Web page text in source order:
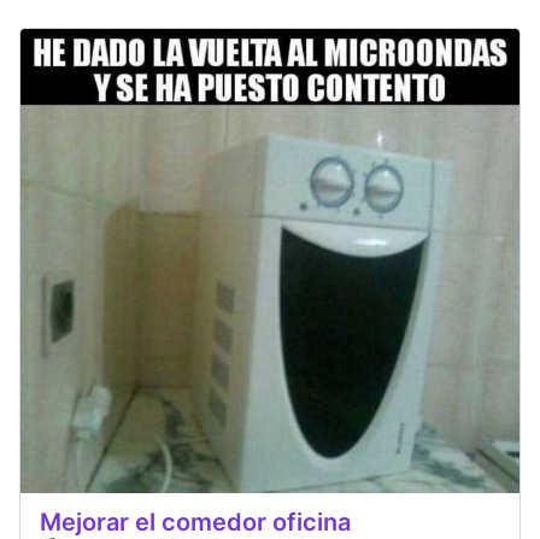
Mejorar el comedor oficina